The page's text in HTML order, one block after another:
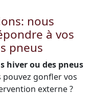
nous
à vos
pneus
hiver ou des pneus
pouvez gonfler vos
externe ?